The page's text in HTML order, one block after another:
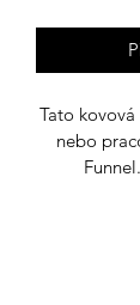
Tato
nebo